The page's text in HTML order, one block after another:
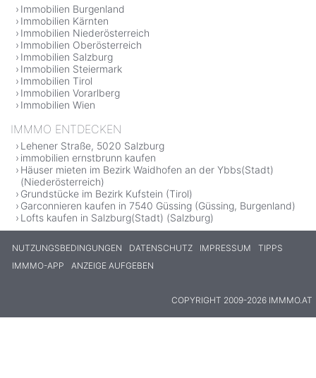
Immobilien Burgenland
Immobilien Kärnten
Immobilien Niederösterreich
Immobilien Oberösterreich
Immobilien Salzburg
Immobilien Steiermark
Immobilien Tirol
Immobilien Vorarlberg
Immobilien Wien
IMMMO ENTDECKEN
Lehener Straße, 5020 Salzburg
immobilien ernstbrunn kaufen
Häuser mieten im Bezirk Waidhofen an der Ybbs(Stadt)
(Niederösterreich)
Grundstücke im Bezirk Kufstein (Tirol)
Garconnieren kaufen in 7540 Güssing (Güssing, Burgenland)
Lofts kaufen in Salzburg(Stadt) (Salzburg)
NUTZUNGSBEDINGUNGEN DATENSCHUTZ IMPRESSUM
TIPPS
IMMMO-APP
ANZEIGE AUFGEBEN
COPYRIGHT 2009-2026 IMMMO.AT